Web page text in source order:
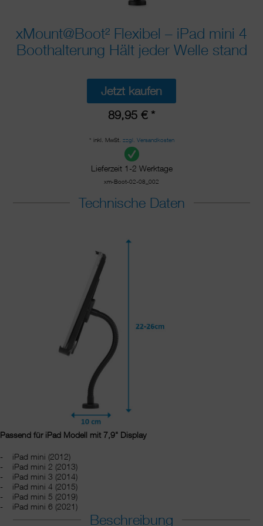
xMount@Boot² Flexibel – iPad mini 4
Boothalterung Hält jeder Welle stand
Jetzt kaufen
89,95 € *
* inkl. MwSt. zzgl. Versandkosten
Lieferzeit 1-2 Werktage
xm-Boot-02-08_002
Technische Daten
Passend für iPad Modell mit 7,9" Display
iPad mini (2012)
iPad mini 2 (2013)
iPad mini 3 (2014)
iPad mini 4 (2015)
iPad mini 5 (2019)
iPad mini 6 (2021)
Beschreibung